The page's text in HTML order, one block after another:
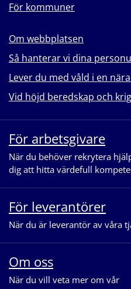
För kommuner
Om webbplatsen
Så hanterar vi dina
Lever du med våld i en
Vid höjd beredskap och krig
För arbetsgivare
När du behöver rekrytera
dig att hitta värdefull
För leverantörer
När du är leverantör av våra
Om oss
När du vill veta mer om vår